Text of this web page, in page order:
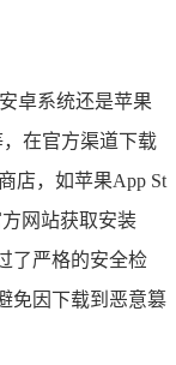
卓系统还是苹果
在官方渠道下载
店，如苹果App St
网站获取安装
了严格的安全检
免因下载到恶意篡